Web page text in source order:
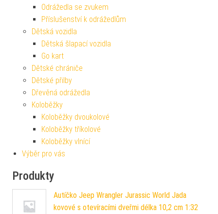
Odrážedla se zvukem
Příslušenství k odrážedlům
Dětská vozidla
Dětská šlapací vozidla
Go kart
Dětské chrániče
Dětské přilby
Dřevěná odrážedla
Koloběžky
Koloběžky dvoukolové
Koloběžky tříkolové
Koloběžky vlnící
Výběr pro vás
Produkty
Autíčko Jeep Wrangler Jurassic World Jada
kovové s otevíracími dveřmi délka 10,2 cm 1:32